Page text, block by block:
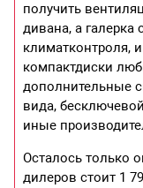
получить
дивана, а галерка
климатконтроля,
компактдиски
дополнительные
вида,
иные
Осталось только
дилеров стоит 1